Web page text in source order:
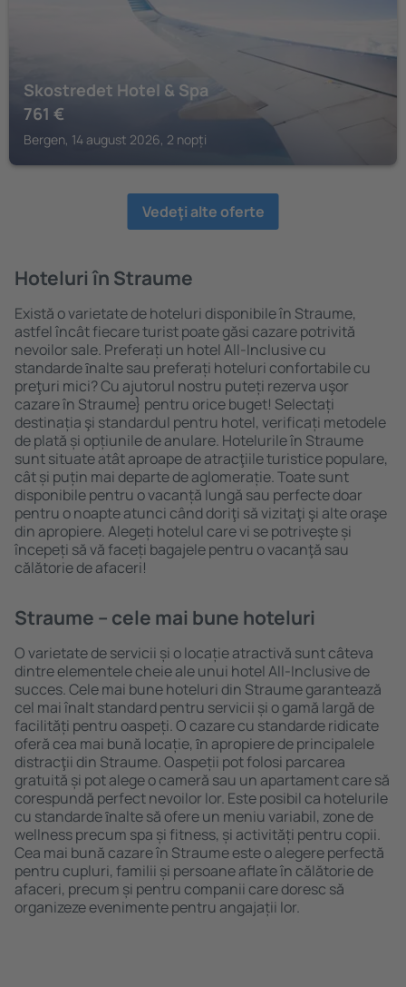
Skostredet Hotel & Spa
761 €
Bergen, 14 august 2026, 2 nopți
Vedeţi alte oferte
Hoteluri în Straume
Există o varietate de hoteluri disponibile în Straume,
astfel încât fiecare turist poate găsi cazare potrivită
nevoilor sale. Preferați un hotel All-Inclusive cu
standarde ȋnalte sau preferați hoteluri confortabile cu
preţuri mici? Cu ajutorul nostru puteți rezerva uşor
cazare în Straume} pentru orice buget! Selectați
destinația şi standardul pentru hotel, verificați metodele
de plată și opțiunile de anulare. Hotelurile în Straume
sunt situate atât aproape de atracţiile turistice populare,
cât și puțin mai departe de aglomerație. Toate sunt
disponibile pentru o vacanță lungă sau perfecte doar
pentru o noapte atunci când doriţi să vizitaţi şi alte oraşe
din apropiere. Alegeți hotelul care vi se potriveşte și
începeți să vă faceți bagajele pentru o vacanţă sau
călătorie de afaceri!
Straume – cele mai bune hoteluri
O varietate de servicii și o locație atractivă sunt câteva
dintre elementele cheie ale unui hotel All-Inclusive de
succes. Cele mai bune hoteluri din Straume garantează
cel mai înalt standard pentru servicii și o gamă largă de
facilități pentru oaspeți. O cazare cu standarde ridicate
oferă cea mai bună locație, ȋn apropiere de principalele
distracţii din Straume. Oaspeții pot folosi parcarea
gratuită și pot alege o cameră sau un apartament care să
corespundă perfect nevoilor lor. Este posibil ca hotelurile
cu standarde ȋnalte să ofere un meniu variabil, zone de
wellness precum spa și fitness, și activități pentru copii.
Cea mai bună cazare în Straume este o alegere perfectă
pentru cupluri, familii și persoane aflate în călătorie de
afaceri, precum și pentru companii care doresc să
organizeze evenimente pentru angajații lor.